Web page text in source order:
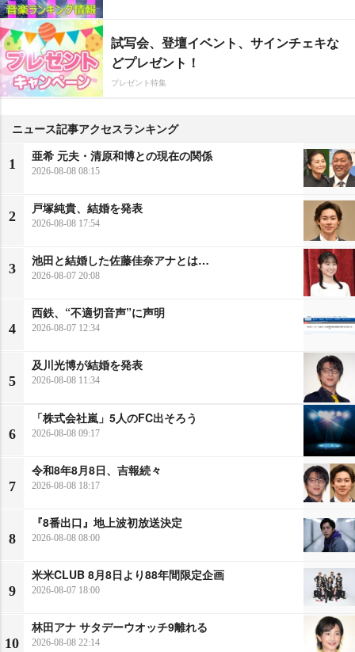
試写会、登壇イベント、サインチェキな
どプレゼント！
プレゼント特集
ニュース記事アクセスランキング
1
亜希 元夫・清原和博との現在の関係
2026-08-08 08:15
2
戸塚純貴、結婚を発表
2026-08-08 17:54
3
池田と結婚した佐藤佳奈アナとは…
2026-08-07 20:08
4
西鉄、“不適切音声”に声明
2026-08-07 12:34
5
及川光博が結婚を発表
2026-08-08 11:34
6
「株式会社嵐」5人のFC出そろう
2026-08-08 09:17
7
令和8年8月8日、吉報続々
2026-08-08 18:17
8
『8番出口』地上波初放送決定
2026-08-08 08:00
9
米米CLUB 8月8日より88年間限定企画
2026-08-07 18:00
10
林田アナ サタデーウオッチ9離れる
2026-08-08 22:14